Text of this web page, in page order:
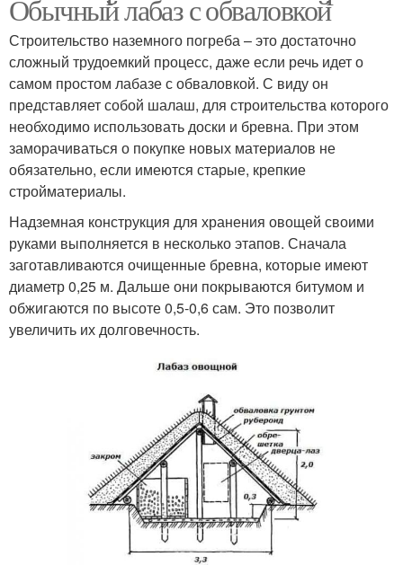
Обычный лабаз с обваловкой
Строительство наземного погреба – это достаточно
сложный трудоемкий процесс, даже если речь идет о
самом простом лабазе с обваловкой. С виду он
представляет собой шалаш, для строительства которого
необходимо использовать доски и бревна. При этом
заморачиваться о покупке новых материалов не
обязательно, если имеются старые, крепкие
стройматериалы.
Надземная конструкция для хранения овощей своими
руками выполняется в несколько этапов. Сначала
заготавливаются очищенные бревна, которые имеют
диаметр 0,25 м. Дальше они покрываются битумом и
обжигаются по высоте 0,5-0,6 сам. Это позволит
увеличить их долговечность.